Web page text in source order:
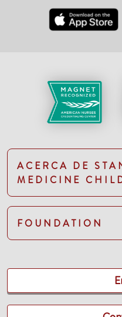
ACERCA DE
MEDICINE
FOUNDATION